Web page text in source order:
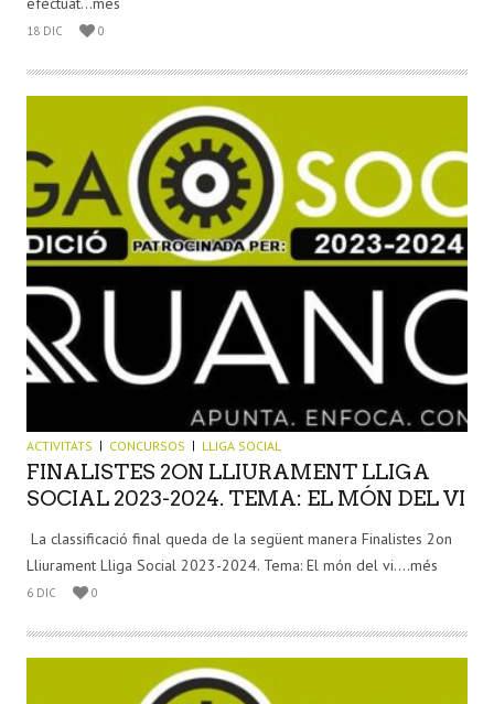
18 DIC 0
ACTIVITATS CONCURSOS LLIGA SOCIAL
FINALISTES 2ON LLIURAMENT LLIGA
SOCIAL 2023-2024. TEMA: EL MÓN DEL VI
La classificació final queda de la següent manera Finalistes 2on
Lliurament Lliga Social 2023-2024. Tema: El món del vi....més
6 DIC 0